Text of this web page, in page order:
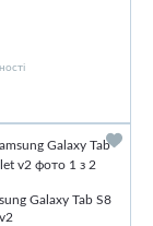
Galaxy Tab S8